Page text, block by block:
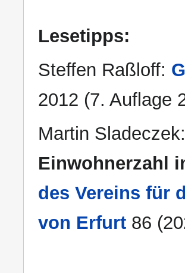
Lesetipps:
Steffen Raßloff:
2012 (7. Auflage
Martin
Einwohnerzahl
des Vereins für
von Erfurt 86